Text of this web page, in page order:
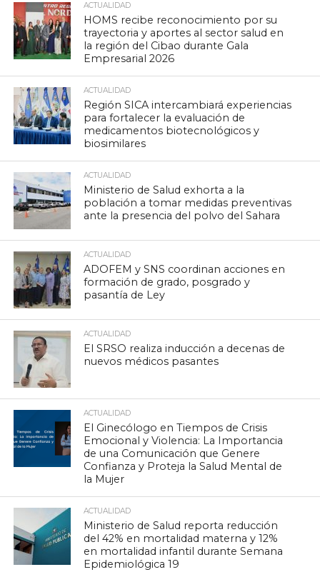
ACTUALIDAD
HOMS recibe reconocimiento por su
trayectoria y aportes al sector salud en
la región del Cibao durante Gala
Empresarial 2026
ACTUALIDAD
Región SICA intercambiará experiencias
para fortalecer la evaluación de
medicamentos biotecnológicos y
biosimilares
ACTUALIDAD
Ministerio de Salud exhorta a la
población a tomar medidas preventivas
ante la presencia del polvo del Sahara
ACTUALIDAD
ADOFEM y SNS coordinan acciones en
formación de grado, posgrado y
pasantía de Ley
ACTUALIDAD
El SRSO realiza inducción a decenas de
nuevos médicos pasantes
ACTUALIDAD
El Ginecólogo en Tiempos de Crisis
Emocional y Violencia: La Importancia
de una Comunicación que Genere
Confianza y Proteja la Salud Mental de
la Mujer
ACTUALIDAD
Ministerio de Salud reporta reducción
del 42% en mortalidad materna y 12%
en mortalidad infantil durante Semana
Epidemiológica 19